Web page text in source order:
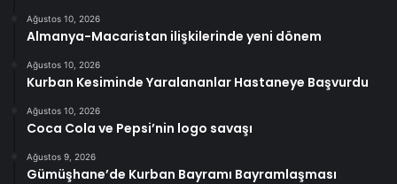
Ağustos 10, 2026
Almanya-Macaristan ilişkilerinde yeni dönem
Ağustos 10, 2026
Kurban Kesiminde Yaralananlar Hastaneye Başvurdu
Ağustos 10, 2026
Coca Cola ve Pepsi’nin logo savaşı
Ağustos 9, 2026
Gümüşhane’de Kurban Bayramı Bayramlaşması